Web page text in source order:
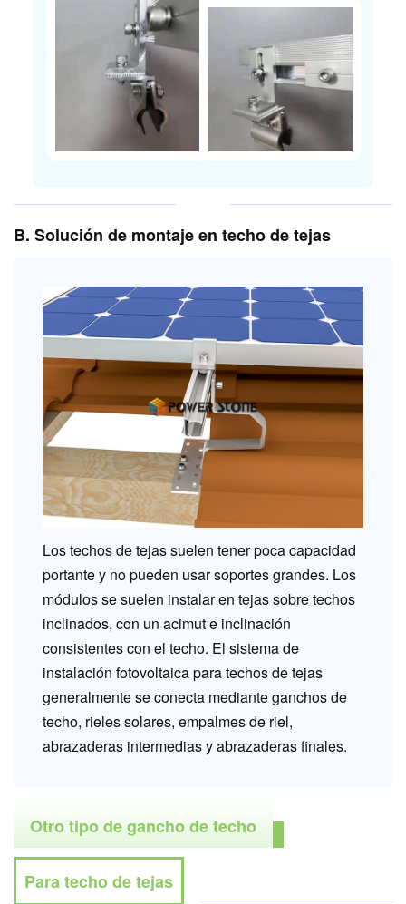
B. Solución de montaje en techo de tejas
Los techos de tejas suelen tener poca capacidad
portante y no pueden usar soportes grandes. Los
módulos se suelen instalar en tejas sobre techos
inclinados, con un acimut e inclinación
consistentes con el techo. El sistema de
instalación fotovoltaica para techos de tejas
generalmente se conecta mediante ganchos de
techo, rieles solares, empalmes de riel,
abrazaderas intermedias y abrazaderas finales.
Otro tipo de gancho de techo
Para techo de tejas